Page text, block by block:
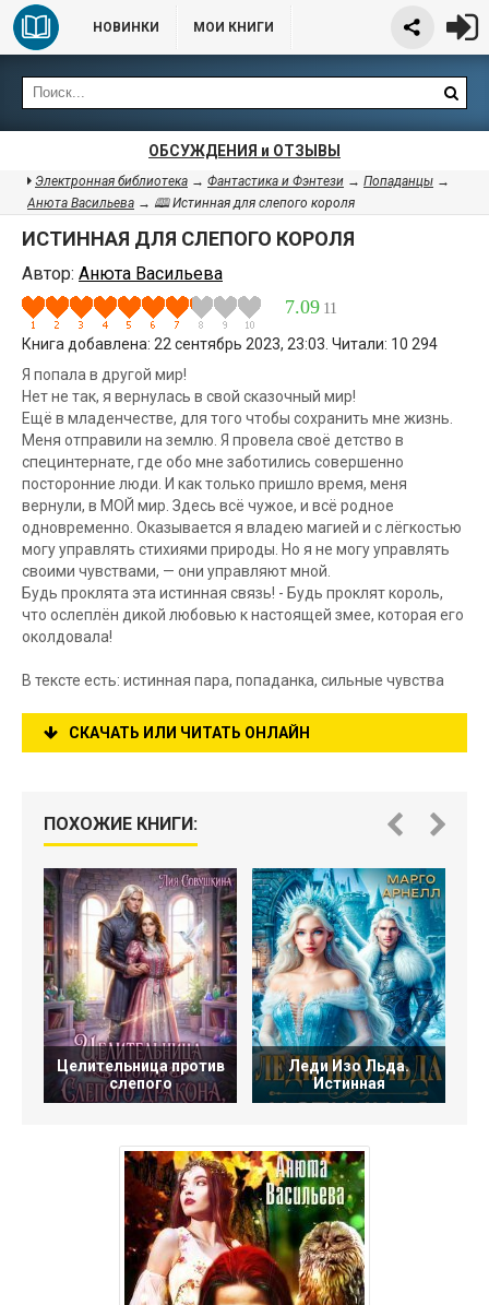
НОВИНКИ МОИ КНИГИ
ОБСУЖДЕНИЯ и ОТЗЫВЫ
Электронная библиотека → Фантастика и Фэнтези → Попаданцы →
Анюта Васильева → 🕮 Истинная для слепого короля
ИСТИННАЯ ДЛЯ СЛЕПОГО КОРОЛЯ
Автор: Анюта Васильева
7.09 11
Книга добавлена: 22 сентябрь 2023, 23:03. Читали: 10 294
Я попала в другой мир!
Нет не так, я вернулась в свой сказочный мир!
Ещё в младенчестве, для того чтобы сохранить мне жизнь.
Меня отправили на землю. Я провела своё детство в
специнтернате, где обо мне заботились совершенно
посторонние люди. И как только пришло время, меня
вернули, в МОЙ мир. Здесь всё чужое, и всё родное
одновременно. Оказывается я владею магией и с лёгкостью
могу управлять стихиями природы. Но я не могу управлять
своими чувствами, — они управляют мной.
Будь проклята эта истинная связь! - Будь проклят король,
что ослеплён дикой любовью к настоящей змее, которая его
околдовала!
В тексте есть: истинная пара, попаданка, сильные чувства
СКАЧАТЬ ИЛИ ЧИТАТЬ ОНЛАЙН
ПОХОЖИЕ КНИГИ:
Целительница против
слепого
Леди Изо Льда.
Истинная